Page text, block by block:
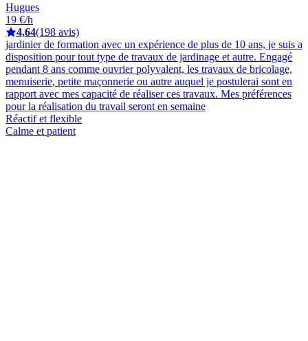
Hugues
19 €/h
4,64(198 avis)
jardinier de formation avec un expérience de plus de 10 ans, je suis a
disposition pour tout type de travaux de jardinage et autre. Engagé
pendant 8 ans comme ouvrier polyvalent, les travaux de bricolage,
menuiserie, petite maçonnerie ou autre auquel je postulerai sont en
rapport avec mes capacité de réaliser ces travaux. Mes préférences
pour la réalisation du travail seront en semaine
Réactif et flexible
Calme et patient